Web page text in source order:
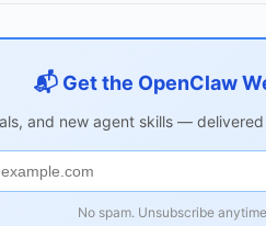
📬 Get the OpenClaw
and new agent skills —
No spam. Unsubscribe